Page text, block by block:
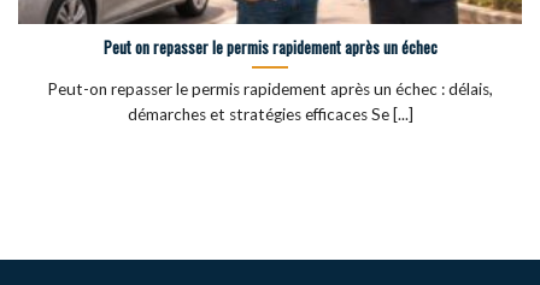
Peut on repasser le permis rapidement après un échec
Peut-on repasser le permis rapidement après un échec : délais,
démarches et stratégies efficaces Se [...]